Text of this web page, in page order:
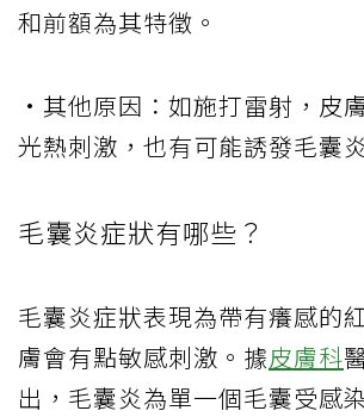
和前額為其特徵。
·其他原因：如施打雷射，皮
光熱刺激，也有可能誘發毛囊
毛囊炎症狀有哪些？
毛囊炎症狀表現為帶有癢感的
膚會有點敏感刺激。據皮膚科
出，毛囊炎為單一個毛囊受感